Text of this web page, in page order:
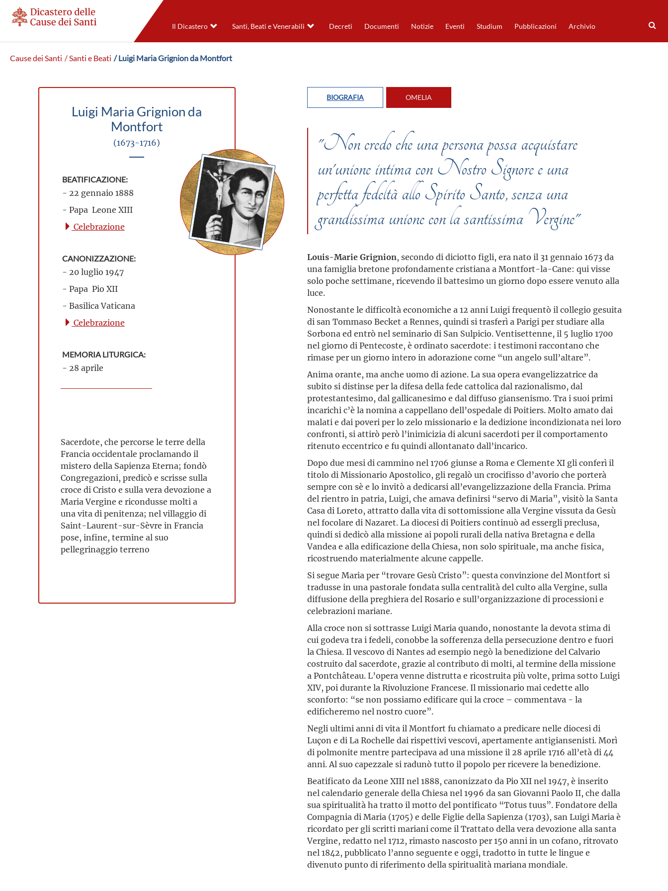
Il Dicastero Santi, Beati e Venerabili Decreti Documenti Notizie Eventi Studium Pubblicazioni Archivio
Cause dei Santi / Santi e Beati / Luigi Maria Grignion da Montfort
Luigi Maria Grignion da
Montfort
(1673-1716)
BEATIFICAZIONE:
- 22 gennaio 1888
- Papa Leone XIII
Celebrazione
CANONIZZAZIONE:
- 20 luglio 1947
- Papa Pio XII
- Basilica Vaticana
Celebrazione
MEMORIA LITURGICA:
- 28 aprile
Sacerdote, che percorse le terre della
Francia occidentale proclamando il
mistero della Sapienza Eterna; fondò
Congregazioni, predicò e scrisse sulla
croce di Cristo e sulla vera devozione a
Maria Vergine e ricondusse molti a
una vita di penitenza; nel villaggio di
Saint-Laurent-sur-Sèvre in Francia
pose, infine, termine al suo
pellegrinaggio terreno
BIOGRAFIA OMELIA
"Non credo che una persona possa acquistare
un'unione intima con Nostro Signore e una
perfetta fedeltà allo Spirito Santo, senza una
grandissima unione con la santissima Vergine"
Louis-Marie Grignion, secondo di diciotto figli, era nato il 31 gennaio 1673 da
una famiglia bretone profondamente cristiana a Montfort-la-Cane: qui visse
solo poche settimane, ricevendo il battesimo un giorno dopo essere venuto alla
luce.
Nonostante le difficoltà economiche a 12 anni Luigi frequentò il collegio gesuita
di san Tommaso Becket a Rennes, quindi si trasferì a Parigi per studiare alla
Sorbona ed entrò nel seminario di San Sulpicio. Ventisettenne, il 5 luglio 1700
nel giorno di Pentecoste, è ordinato sacerdote: i testimoni raccontano che
rimase per un giorno intero in adorazione come “un angelo sull’altare”.
Anima orante, ma anche uomo di azione. La sua opera evangelizzatrice da
subito si distinse per la difesa della fede cattolica dal razionalismo, dal
protestantesimo, dal gallicanesimo e dal diffuso giansenismo. Tra i suoi primi
incarichi c’è la nomina a cappellano dell’ospedale di Poitiers. Molto amato dai
malati e dai poveri per lo zelo missionario e la dedizione incondizionata nei loro
confronti, si attirò però l’inimicizia di alcuni sacerdoti per il comportamento
ritenuto eccentrico e fu quindi allontanato dall’incarico.
Dopo due mesi di cammino nel 1706 giunse a Roma e Clemente XI gli conferì il
titolo di Missionario Apostolico, gli regalò un crocifisso d’avorio che porterà
sempre con sè e lo invitò a dedicarsi all’evangelizzazione della Francia. Prima
del rientro in patria, Luigi, che amava definirsi “servo di Maria”, visitò la Santa
Casa di Loreto, attratto dalla vita di sottomissione alla Vergine vissuta da Gesù
nel focolare di Nazaret. La diocesi di Poitiers continuò ad essergli preclusa,
quindi si dedicò alla missione ai popoli rurali della nativa Bretagna e della
Vandea e alla edificazione della Chiesa, non solo spirituale, ma anche fisica,
ricostruendo materialmente alcune cappelle.
Si segue Maria per “trovare Gesù Cristo”: questa convinzione del Montfort si
tradusse in una pastorale fondata sulla centralità del culto alla Vergine, sulla
diffusione della preghiera del Rosario e sull’organizzazione di processioni e
celebrazioni mariane.
Alla croce non si sottrasse Luigi Maria quando, nonostante la devota stima di
cui godeva tra i fedeli, conobbe la sofferenza della persecuzione dentro e fuori
la Chiesa. Il vescovo di Nantes ad esempio negò la benedizione del Calvario
costruito dal sacerdote, grazie al contributo di molti, al termine della missione
a Pontchâteau. L’opera venne distrutta e ricostruita più volte, prima sotto Luigi
XIV, poi durante la Rivoluzione Francese. Il missionario mai cedette allo
sconforto: “se non possiamo edificare qui la croce – commentava - la
edificheremo nel nostro cuore”.
Negli ultimi anni di vita il Montfort fu chiamato a predicare nelle diocesi di
Luçon e di La Rochelle dai rispettivi vescovi, apertamente antigiansenisti. Morì
di polmonite mentre partecipava ad una missione il 28 aprile 1716 all’età di 44
anni. Al suo capezzale si radunò tutto il popolo per ricevere la benedizione.
Beatificato da Leone XIII nel 1888, canonizzato da Pio XII nel 1947, è inserito
nel calendario generale della Chiesa nel 1996 da san Giovanni Paolo II, che dalla
sua spiritualità ha tratto il motto del pontificato “Totus tuus”. Fondatore della
Compagnia di Maria (1705) e delle Figlie della Sapienza (1703), san Luigi Maria è
ricordato per gli scritti mariani come il Trattato della vera devozione alla santa
Vergine, redatto nel 1712, rimasto nascosto per 150 anni in un cofano, ritrovato
nel 1842, pubblicato l’anno seguente e oggi, tradotto in tutte le lingue e
divenuto punto di riferimento della spiritualità mariana mondiale.